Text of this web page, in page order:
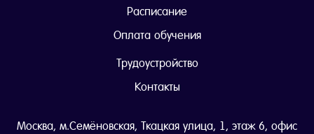
Расписание
Оплата обучения
Трудоустройство
Контакты
Москва, м.Семёновская, Ткацкая улица, 1, этаж 6, офис